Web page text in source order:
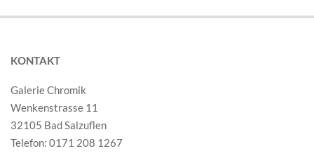
KONTAKT
Galerie Chromik
Wenkenstrasse 11
32105 Bad Salzuflen
Telefon: 0171 208 1267